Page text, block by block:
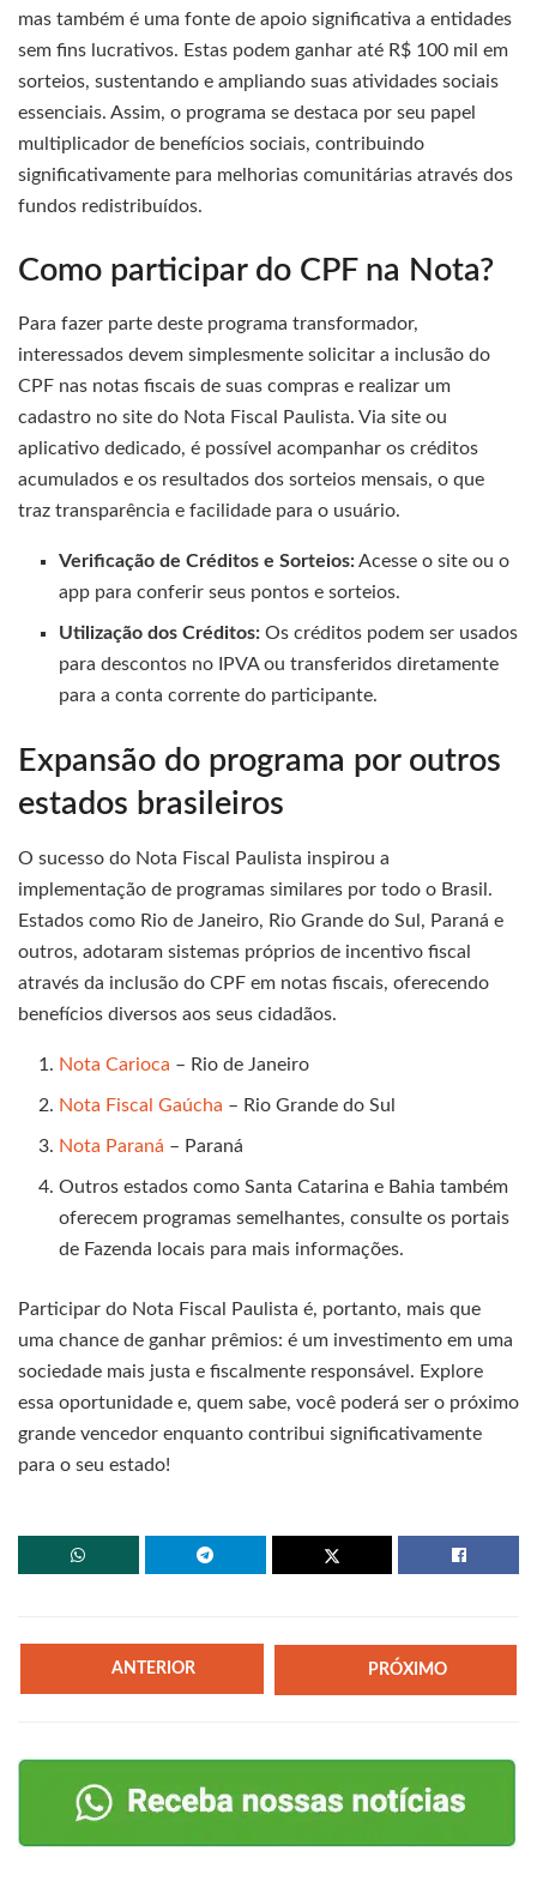
mas também é uma fonte de apoio significativa a entidades
sem fins lucrativos. Estas podem ganhar até R$ 100 mil em
sorteios, sustentando e ampliando suas atividades sociais
essenciais. Assim, o programa se destaca por seu papel
multiplicador de benefícios sociais, contribuindo
significativamente para melhorias comunitárias através dos
fundos redistribuídos.
Como participar do CPF na Nota?
Para fazer parte deste programa transformador,
interessados devem simplesmente solicitar a inclusão do
CPF nas notas fiscais de suas compras e realizar um
cadastro no site do Nota Fiscal Paulista. Via site ou
aplicativo dedicado, é possível acompanhar os créditos
acumulados e os resultados dos sorteios mensais, o que
traz transparência e facilidade para o usuário.
Verificação de Créditos e Sorteios:Acesse o site ou o
app para conferir seus pontos e sorteios.
Utilização dos Créditos: Os créditos podem ser usados
para descontos no IPVA ou transferidos diretamente
para a conta corrente do participante.
Expansão do programa por outros
estados brasileiros
O sucesso do Nota Fiscal Paulista inspirou a
implementação de programas similares por todo o Brasil.
Estados como Rio de Janeiro, Rio Grande do Sul, Paraná e
outros, adotaram sistemas próprios de incentivo fiscal
através da inclusão do CPF em notas fiscais, oferecendo
benefícios diversos aos seus cidadãos.
Nota Carioca – Rio de Janeiro
Nota Fiscal Gaúcha – Rio Grande do Sul
Nota Paraná – Paraná
Outros estados como Santa Catarina e Bahia também
oferecem programas semelhantes, consulte os portais
de Fazenda locais para mais informações.
Participar do Nota Fiscal Paulista é, portanto, mais que
uma chance de ganhar prêmios: é um investimento em uma
sociedade mais justa e fiscalmente responsável. Explore
essa oportunidade e, quem sabe, você poderá ser o próximo
grande vencedor enquanto contribui significativamente
para o seu estado!
ANTERIOR PRÓXIMO